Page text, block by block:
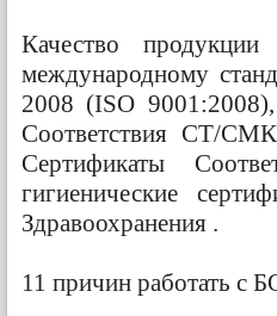
Качество продукции
международному
2008 (ISO
Соответствия СТ/
Сертификаты
гигиенические
Здравоохранения .
11 причин работать с